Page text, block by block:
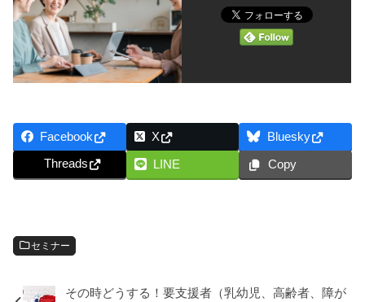
Facebook X Bluesky
Threads LINE Copy
セミナー
その時どうする！要支援者（乳幼児、高齢者、障が